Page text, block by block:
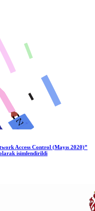
Access Control (Mayıs 2020)”
isimlendirildi